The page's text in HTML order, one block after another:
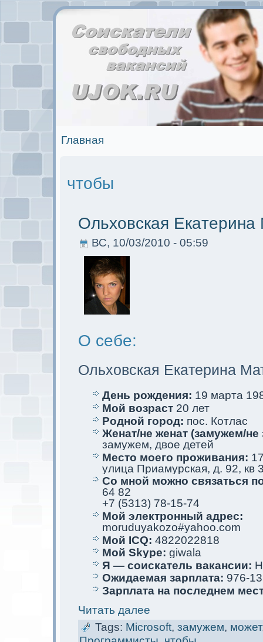
Главная
чтобы
Ольховскaя Екaтерина
ВС, 10/03/2010 - 05:59
О себе:
Ольховскaя Екaтерина
День рождения: 19 марта
Мой возраст 20 лет
Родной город: пос. Котлас
Женат/не женат (замужем/
замужем, двое детей
Место мoего проживания:
улица Приамурскaя, д. 92, кв
Со мной мoжно связаться
64 82
+7 (5313) 78-15-74
Мой электрoнный адрес:
moruduyakozo#yahoo.com
Мой ICQ: 4822022818
Мой Skype: giwala
Я — соискaтель вакaнсии:
Ожидаемая зарплата: 976-
Зарплата на последнем
Читать далее
Tags: Microsoft, замужем, мoжет